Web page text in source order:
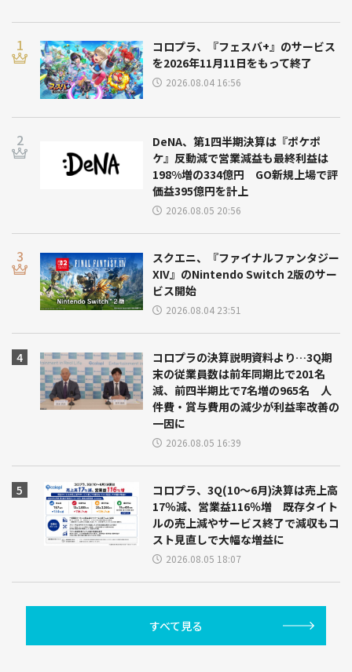
コロプラ、『フェスバ+』のサービス
を2026年11月11日をもって終了
2026.08.04 16:56
DeNA、第1四半期決算は『ポケポ
ケ』反動減で営業減益も最終利益は
198%増の334億円 GO新規上場で評
価益395億円を計上
2026.08.05 20:56
スクエニ、『ファイナルファンタジー
XIV』のNintendo Switch 2版のサー
ビス開始
2026.08.04 23:51
コロプラの決算説明資料より…3Q期
末の従業員数は前年同期比で201名
減、前四半期比で7名増の965名 人
件費・賞与費用の減少が利益率改善の
一因に
2026.08.05 16:39
コロプラ、3Q(10～6月)決算は売上高
17％減、営業益116％増 既存タイト
ルの売上減やサービス終了で減収もコ
スト見直しで大幅な増益に
2026.08.05 18:07
すべて見る